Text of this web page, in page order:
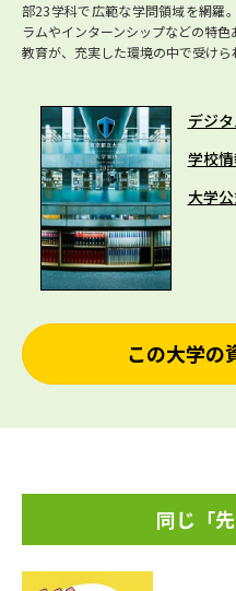
部23学科で広範な学問領域を網羅
ラムやインターンシップなどの特
教育が、充実した環境の中で受けら
デジ
学校
大学
この大学の
同じ「